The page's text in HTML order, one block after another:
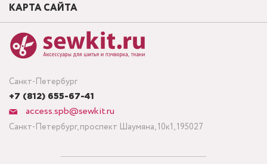
Санкт-Петербург
+7 (812) 655-67-41
access.spb@sewkit.ru
Санкт-Петербург, проспект Шаумяна, 10к1, 195027
КАРТА САЙТА